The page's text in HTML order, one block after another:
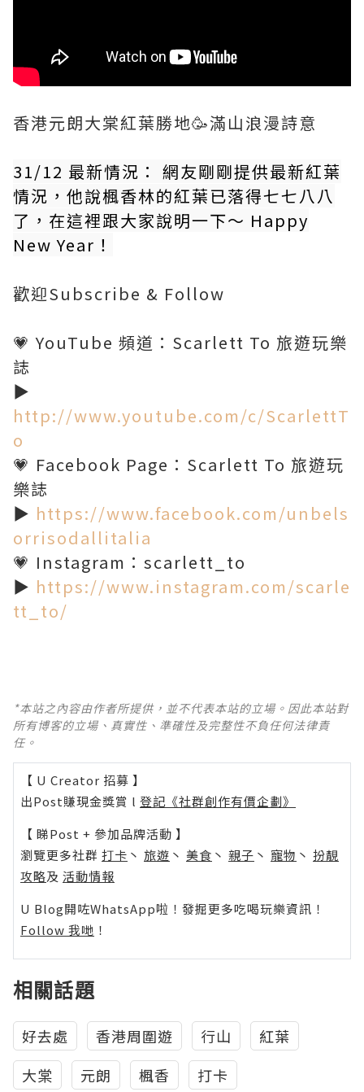
香港元朗大棠紅葉勝地🥳滿山浪漫詩意
31/12 最新情況： 網友剛剛提供最新紅葉
情況，他說楓香林的紅葉已落得七七八八
了，在這裡跟大家說明一下～ Happy
New Year！
歡迎Subscribe & Follow
💗 YouTube 頻道：Scarlett To 旅遊玩樂
誌
▶️
http://www.youtube.com/c/ScarlettT
o
💗 Facebook Page：Scarlett To 旅遊玩
樂誌
▶️ https://www.facebook.com/unbels
orrisodallitalia
💗 Instagram：scarlett_to
▶️ https://www.instagram.com/scarle
tt_to/
*本站之內容由作者所提供，並不代表本站的立場。因此本站對
所有博客的立場、真實性、準確性及完整性不負任何法律責
任。
【 U Creator 招募 】
出Post賺現金獎賞 l 登記《社群創作有價企劃》
【 睇Post + 參加品牌活動 】
瀏覽更多社群 打卡 丶 旅遊 丶 美食 丶 親子 丶 寵物 丶 扮靚
攻略及 活動情報
U Blog開咗WhatsApp啦！發掘更多吃喝玩樂資訊！
Follow 我哋 ！
相關話題
好去處 香港周圍遊 行山
紅葉
大棠
元朗 楓香
打卡